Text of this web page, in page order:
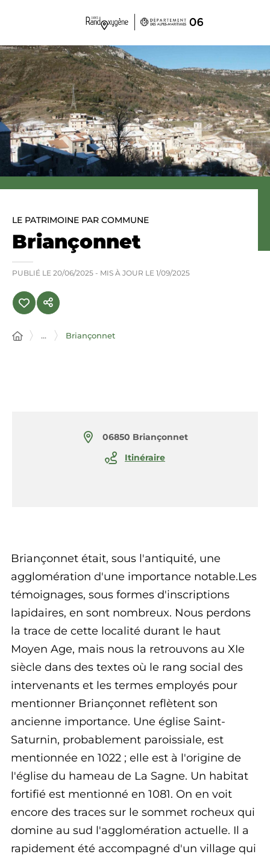
LE PATRIMOINE PAR COMMUNE
Briançonnet
PUBLIÉ LE 20/06/2025 - MIS À JOUR LE 1/09/2025
... Briançonnet
06850 Briançonnet
Itinéraire
Briançonnet était, sous l'antiquité, une
agglomération d'une importance notable.Les
témoignages, sous formes d'inscriptions
lapidaires, en sont nombreux. Nous perdons
la trace de cette localité durant le haut
Moyen Age, mais nous la retrouvons au XIe
siècle dans des textes où le rang social des
intervenants et les termes employés pour
mentionner Briançonnet reflètent son
ancienne importance. Une église Saint-
Saturnin, probablement paroissiale, est
mentionnée en 1022 ; elle est à l'origine de
l'église du hameau de La Sagne. Un habitat
fortifié est mentionné en 1081. On en voit
encore des traces sur le sommet rocheux qui
domine au sud l'agglomération actuelle. Il a
rapidement été accompagné d'un village qui